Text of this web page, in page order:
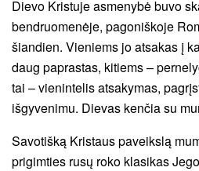
Dievo Kristuje asmenybė buvo
bendruomenėje, pagoniškoje
šiandien. Vieniems jo atsakas į
daug paprastas, kitiems –
tai – vienintelis atsakymas,
išgyvenimu. Dievas kenčia su
Savotišką Kristaus paveikslą
prigimties rusų roko klasikas